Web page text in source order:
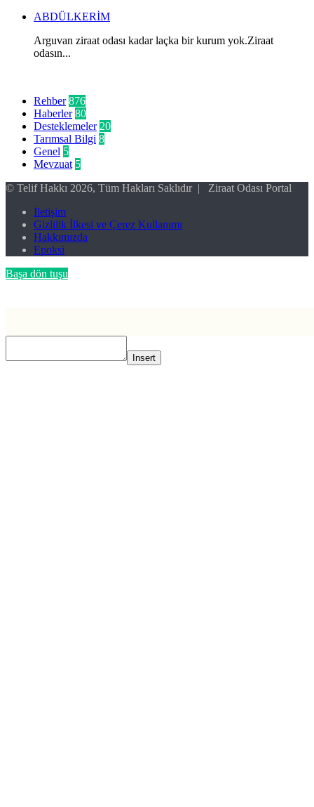
ABDÜLKERİM
Arguvan ziraat odası kadar laçka bir kurum yok.Ziraat
odasın...
Rehber 876
Haberler 80
Desteklemeler 20
Tarımsal Bilgi 8
Genel 5
Mevzuat 5
© Telif Hakkı 2026, Tüm Hakları Saklıdır | Ziraat Odası Portal
İletişim
Gizlilik İlkesi ve Çerez Kullanımı
Hakkımızda
Epoksi
Başa dön tuşu
Insert